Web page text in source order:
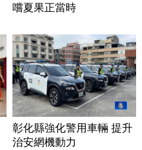
嚐夏果正當時
彰化縣強化警用車輛 提升
治安網機動力